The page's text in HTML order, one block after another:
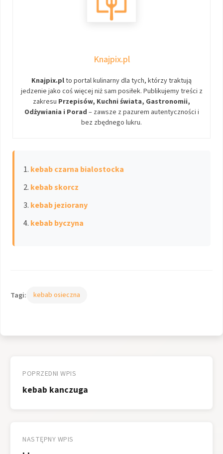
Knajpix.pl
Knajpix.plto portal kulinarny dla tych, którzy traktują
jedzenie jako coś więcej niż sam posiłek. Publikujemy treści z
zakresu Przepisów, Kuchni świata, Gastronomii,
Odżywiania i Porad – zawsze z pazurem autentyczności i
bez zbędnego lukru.
kebab czarna bialostocka
kebab skorcz
kebab jeziorany
kebab byczyna
Tagi: kebab osieczna
wpisu
POPRZEDNI WPIS
kebab kanczuga
NASTĘPNY WPIS